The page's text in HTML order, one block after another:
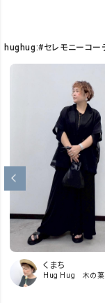
hughug:#セレモニーコー
くまち
Hug Hug 木の葉